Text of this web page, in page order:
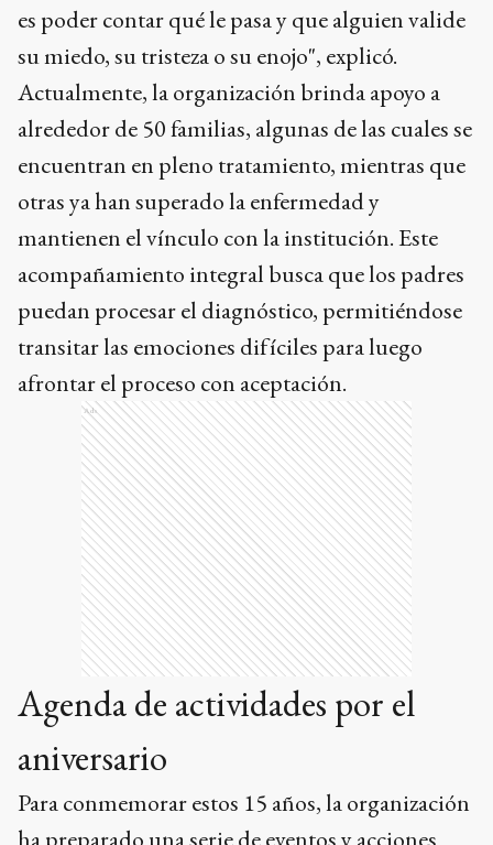
es poder contar qué le pasa y que alguien valide
su miedo, su tristeza o su enojo", explicó.
Actualmente, la organización brinda apoyo a
alrededor de 50 familias, algunas de las cuales se
encuentran en pleno tratamiento, mientras que
otras ya han superado la enfermedad y
mantienen el vínculo con la institución. Este
acompañamiento integral busca que los padres
puedan procesar el diagnóstico, permitiéndose
transitar las emociones difíciles para luego
afrontar el proceso con aceptación.
Ads
Agenda de actividades por el
aniversario
Para conmemorar estos 15 años, la organización